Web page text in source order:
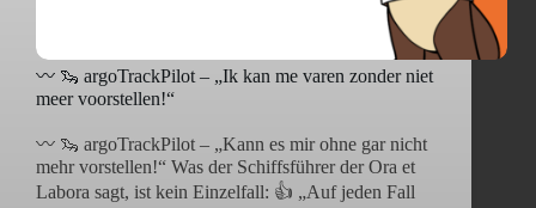
〰️ 🦦 argoTrackPilot – „Ik kan me varen zonder niet
meer voorstellen!“
〰️ 🦦 argoTrackPilot – „Kann es mir ohne gar nicht
mehr vorstellen!“ Was der Schiffsführer der Ora et
Labora sagt, ist kein Einzelfall: 👍 „Auf jeden Fall